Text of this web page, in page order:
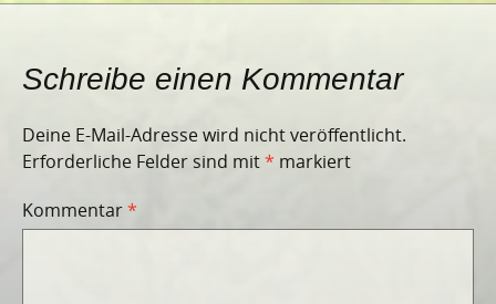
Schreibe einen Kommentar
Deine E-Mail-Adresse wird nicht veröffentlicht.
Erforderliche Felder sind mit* markiert
Kommentar*